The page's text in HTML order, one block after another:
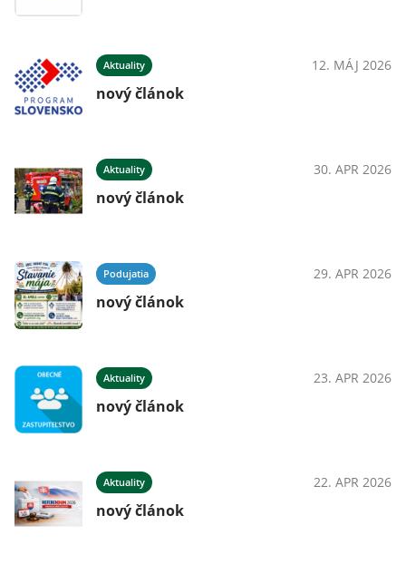
Aktuality 12. MÁJ 2026
nový článok
Aktuality 30. APR 2026
nový článok
Podujatia 29. APR 2026
nový článok
Aktuality 23. APR 2026
nový článok
Aktuality 22. APR 2026
nový článok